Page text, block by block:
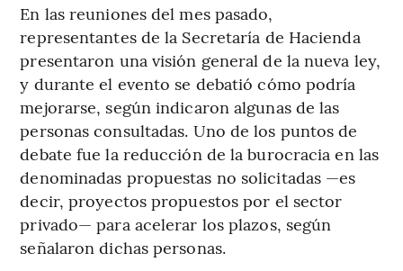
En las reuniones del mes pasado,
representantes de la Secretaría de Hacienda
presentaron una visión general de la nueva ley,
y durante el evento se debatió cómo podría
mejorarse, según indicaron algunas de las
personas consultadas. Uno de los puntos de
debate fue la reducción de la burocracia en las
denominadas propuestas no solicitadas —es
decir, proyectos propuestos por el sector
privado— para acelerar los plazos, según
señalaron dichas personas.